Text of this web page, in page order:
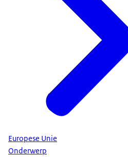
Europese Unie
Onderwerp